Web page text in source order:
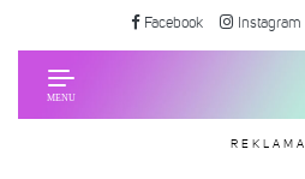
Facebook Instagram
REKLAMA